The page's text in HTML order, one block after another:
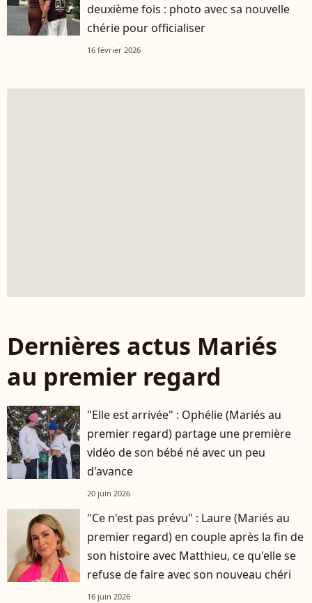
deuxième fois : photo avec sa nouvelle
chérie pour officialiser
16 février 2026
Dernières actus Mariés
au premier regard
"Elle est arrivée" : Ophélie (Mariés au
premier regard) partage une première
vidéo de son bébé né avec un peu
d'avance
20 juin 2026
"Ce n'est pas prévu" : Laure (Mariés au
premier regard) en couple après la fin de
son histoire avec Matthieu, ce qu'elle se
refuse de faire avec son nouveau chéri
16 juin 2026